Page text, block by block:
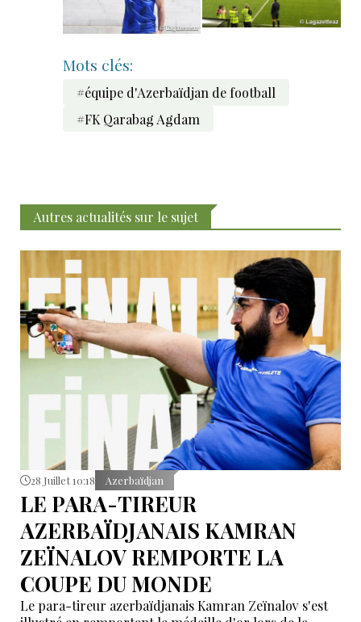
Mots clés:
#équipe d'Azerbaïdjan de football
#FK Qarabag Agdam
Autres actualités sur le sujet
28 Juillet 10:18 Azerbaïdjan
LE PARA-TIREUR
AZERBAÏDJANAIS KAMRAN
ZEÏNALOV REMPORTE LA
COUPE DU MONDE
Le para-tireur azerbaïdjanais Kamran Zeïnalov s'est